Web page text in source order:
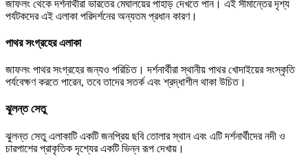
জাফলং থেকে দর্শনার্থীরা ভারতের মেঘালয়ের পাহাড় দেখতে পান। এই সীমান্তের দৃশ্য
পর্যটকদের এই এলাকা পরিদর্শনের অন্যতম প্রধান কারণ।
পাথর সংগ্রহের এলাকা
জাফলং পাথর সংগ্রহের জন্যও পরিচিত। দর্শনার্থীরা স্থানীয় পাথর খোদাইয়ের সংস্কৃতি
পর্যবেক্ষণ করতে পারেন, তবে তাদের সতর্ক এবং শ্রদ্ধাশীল থাকা উচিত।
ঝুলন্ত সেতু
ঝুলন্ত সেতু এলাকাটি একটি জনপ্রিয় ছবি তোলার স্থান এবং এটি দর্শনার্থীদের নদী ও
চারপাশের প্রাকৃতিক দৃশ্যের একটি ভিন্ন রূপ দেখায়।